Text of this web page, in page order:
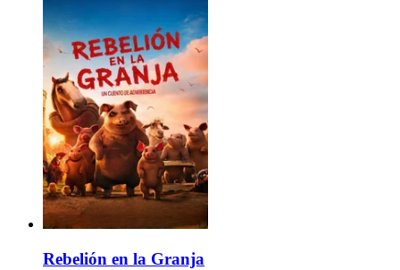
Rebelión en la Granja